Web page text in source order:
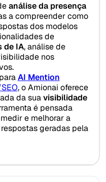
análise da presença
a compreender como
dos modelos
de
de IA, análise de
nos
AI Mention
, o Amionai oferece
da suavisibilidade
é pensada
e melhorar a
geradas pela